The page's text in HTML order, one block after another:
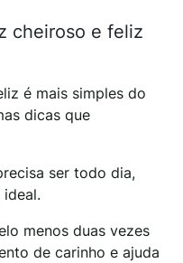
cheiroso e feliz
é mais simples do
dicas que
ser todo dia,
ideal.
menos duas vezes
de carinho e ajuda